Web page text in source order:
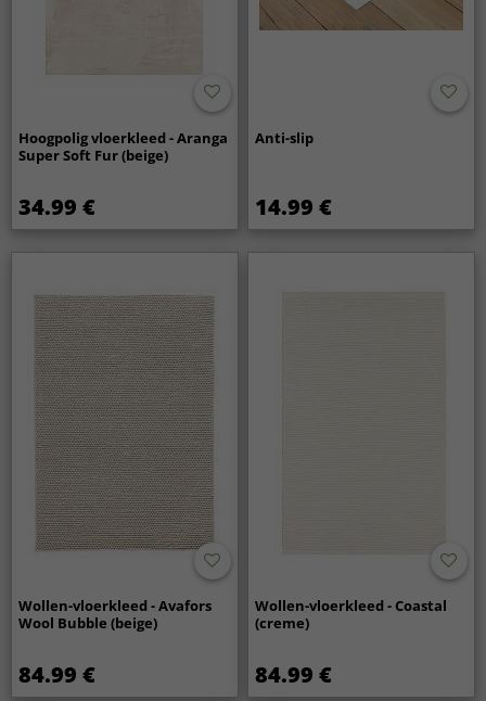
Hoogpolig vloerkleed - Aranga
Super Soft Fur (beige)
34.99 €
Anti-slip
14.99 €
Wollen-vloerkleed - Avafors
Wool Bubble (beige)
84.99 €
Wollen-vloerkleed - Coastal
(creme)
84.99 €